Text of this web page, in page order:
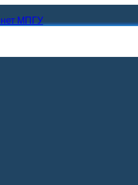
МПГУ